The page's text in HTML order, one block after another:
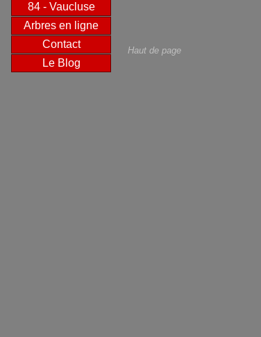
84 - Vaucluse
Arbres en ligne
Contact
Le Blog
Haut de page